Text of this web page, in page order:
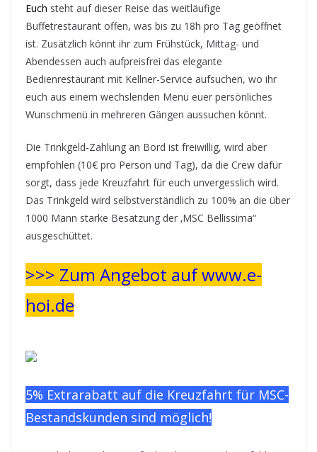
Euch steht auf dieser Reise das weitläufige
Buffetrestaurant offen, was bis zu 18h pro Tag geöffnet
ist. Zusätzlich könnt ihr zum Frühstück, Mittag- und
Abendessen auch aufpreisfrei das elegante
Bedienrestaurant mit Kellner-Service aufsuchen, wo ihr
euch aus einem wechslenden Menü euer persönliches
Wunschmenü in mehreren Gängen aussuchen könnt.
Die Trinkgeld-Zahlung an Bord ist freiwillig, wird aber
empfohlen (10€ pro Person und Tag), da die Crew dafür
sorgt, dass jede Kreuzfahrt für euch unvergesslich wird.
Das Trinkgeld wird selbstverständlich zu 100% an die über
1000 Mann starke Besatzung der ‚MSC Bellissima“
ausgeschüttet.
>>> Zum Angebot auf www.e-
hoi.de
5% Extrarabatt auf die Kreuzfahrt für MSC-
Bestandskunden sind möglich!